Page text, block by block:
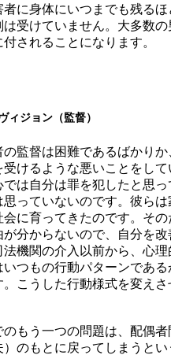
に身体にいつまでも残る
受けていません。大多数
されることになります。
ィジョン（監督）
の監督は困難であるばかり
けるような悪いことをし
は自分は罪を犯したと思
っていないのです。彼ら
に育ってきたのです。そ
分からないので、自分を
機関の介入以前から、心
つもの行動パターンであ
こうした行動様式を変え
もう一つの問題は、配偶
）のもとに戻ってしまうと